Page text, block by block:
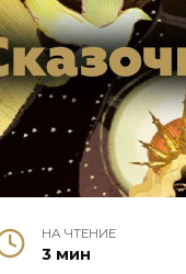
НА ЧТЕНИЕ
3 мин